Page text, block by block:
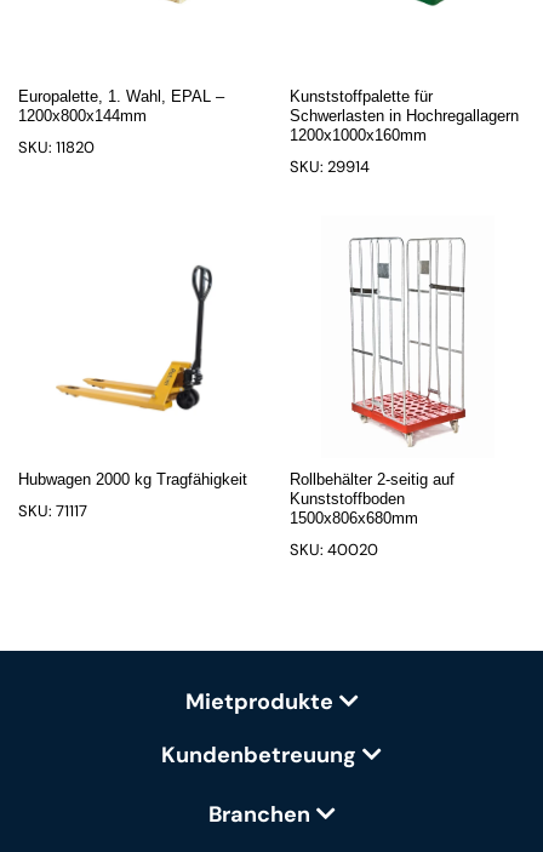
Europalette, 1. Wahl, EPAL –
1200x800x144mm
SKU: 11820
Kunststoffpalette für
Schwerlasten in Hochregallagern
1200x1000x160mm
SKU: 29914
Hubwagen 2000 kg Tragfähigkeit
SKU: 71117
Rollbehälter 2-seitig auf
Kunststoffboden
1500x806x680mm
SKU: 40020
Mietprodukte
Kundenbetreuung
Branchen